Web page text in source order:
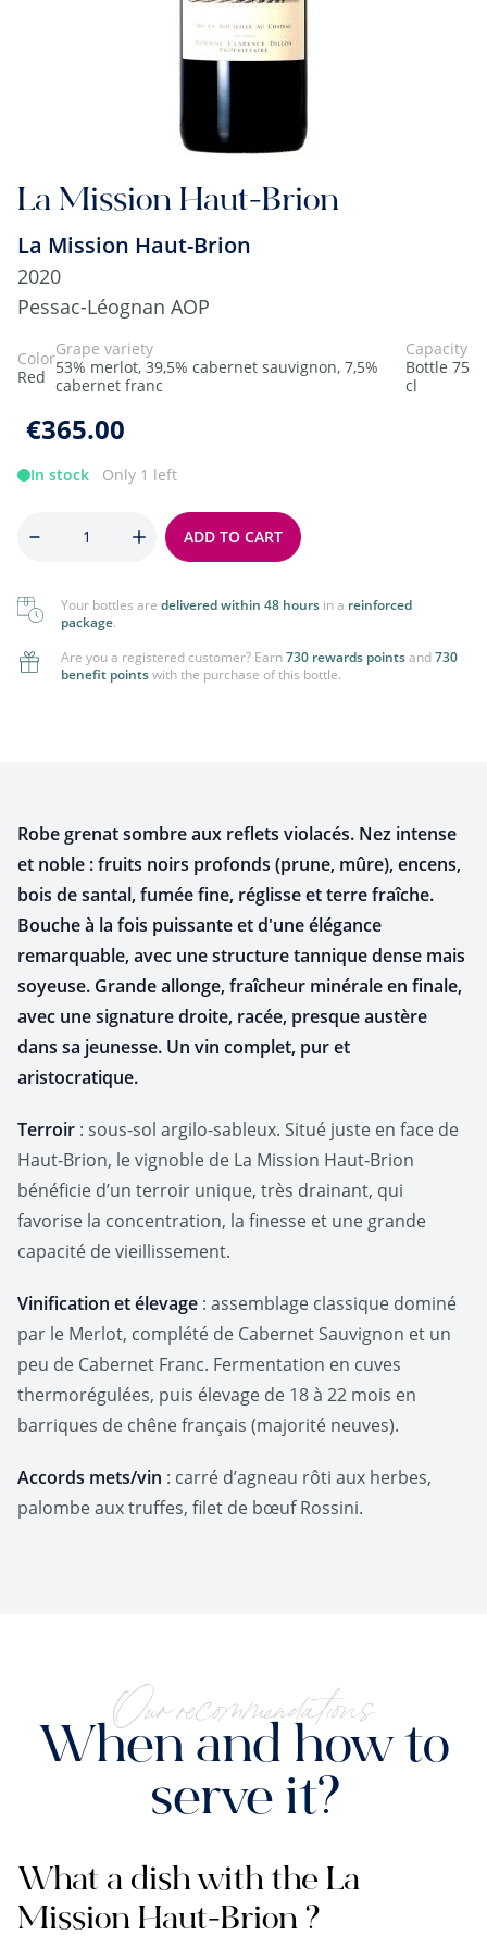
La Mission Haut-Brion
La Mission Haut-Brion
2020
Pessac-Léognan AOP
Color
Red
Grape variety
53% merlot, 39,5% cabernet sauvignon, 7,5%
cabernet franc
Capacity
Bottle 75
cl
€365.00
In stock Only 1 left
ADD TO CART
Your bottles are delivered within 48 hours in a reinforced
package.
Are you a registered customer? Earn730 rewards pointsand730
benefit pointswith the purchase of this bottle.
Robe grenat sombre aux reflets violacés. Nez intense
et noble : fruits noirs profonds (prune, mûre), encens,
bois de santal, fumée fine, réglisse et terre fraîche.
Bouche à la fois puissante et d'une élégance
remarquable, avec une structure tannique dense mais
soyeuse. Grande allonge, fraîcheur minérale en finale,
avec une signature droite, racée, presque austère
dans sa jeunesse. Un vin complet, pur et
aristocratique.
Terroir : sous-sol argilo-sableux. Situé juste en face de
Haut-Brion, le vignoble de La Mission Haut-Brion
bénéficie d’un terroir unique, très drainant, qui
favorise la concentration, la finesse et une grande
capacité de vieillissement.
Vinification et élevage : assemblage classique dominé
par le Merlot, complété de Cabernet Sauvignon et un
peu de Cabernet Franc. Fermentation en cuves
thermorégulées, puis élevage de 18 à 22 mois en
barriques de chêne français (majorité neuves).
Accords mets/vin : carré d’agneau rôti aux herbes,
palombe aux truffes, filet de bœuf Rossini.
Our recommendations
When and how to
serve it?
What a dish with the La
Mission Haut-Brion ?